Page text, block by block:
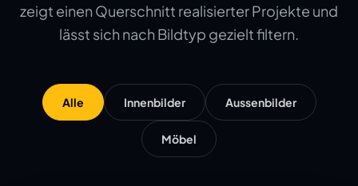
zeigt einen Querschnitt realisierter Projekte und
lässt sich nach Bildtyp gezielt filtern.
Alle Innenbilder Aussenbilder
Möbel